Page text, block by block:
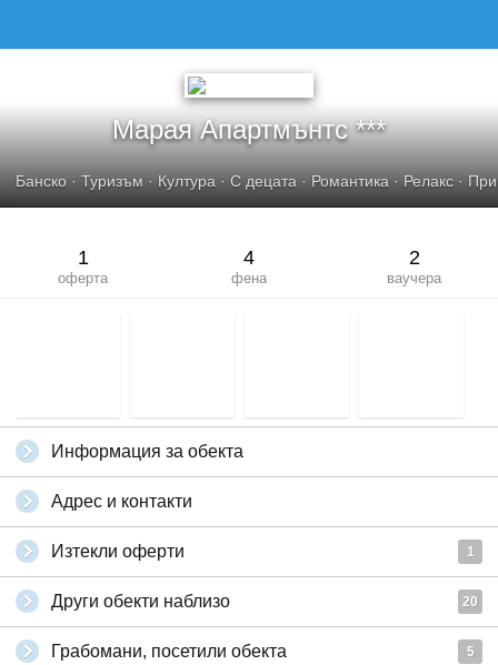
Марая Апартмънтс ***
Банско · Туризъм · Култура · С децата · Романтика · Релакс ·
1
оферта
4
фена
2
ваучера
Информация за обекта
Адрес и контакти
Изтекли оферти 1
Други обекти наблизо 20
Грабомани, посетили обекта 5